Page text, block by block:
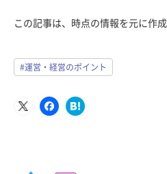
この記事は、時点の情報を元に作成
#運営・経営のポイント